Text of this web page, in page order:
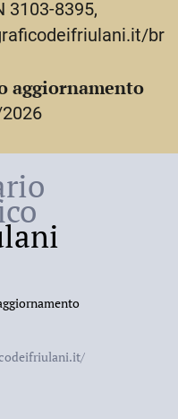
e di musica
di canti
a cui dedicò le
conciliare i dettami
della musica
dell’identità della
dalla tradizione
3103-8395,
br
aggiornamento